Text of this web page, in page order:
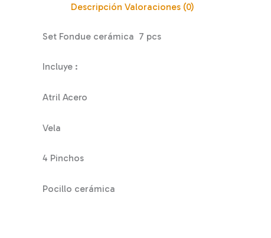
Descripción Valoraciones (0)
Set Fondue cerámica 7 pcs
Incluye :
Atril Acero
Vela
4 Pinchos
Pocillo cerámica